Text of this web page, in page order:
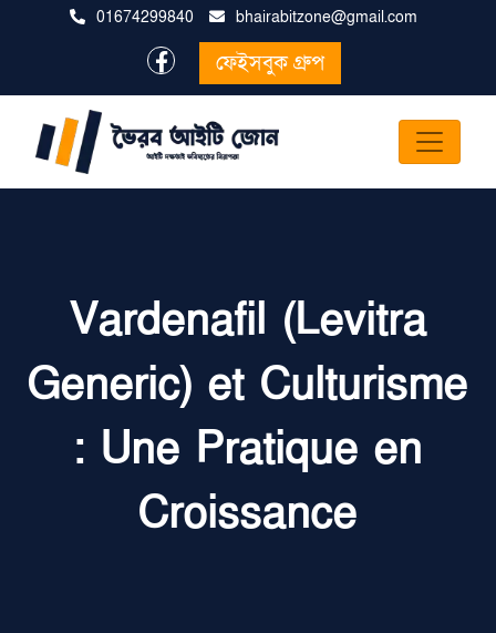
01674299840 bhairabitzone@gmail.com
ফেইসবুক গ্রুপ
Vardenafil (Levitra
Generic) et Culturisme
: Une Pratique en
Croissance